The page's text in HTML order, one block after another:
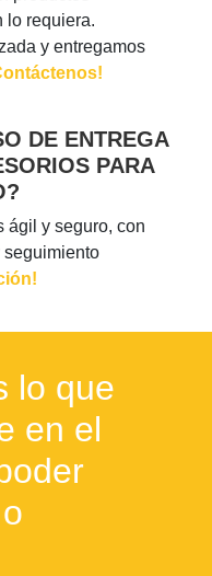
lo requiera.
y entregamos
DE ENTREGA
PARA
ágil y seguro, con
seguimiento
lo que
en el